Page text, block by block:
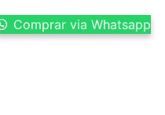
Comprar via Whatsapp